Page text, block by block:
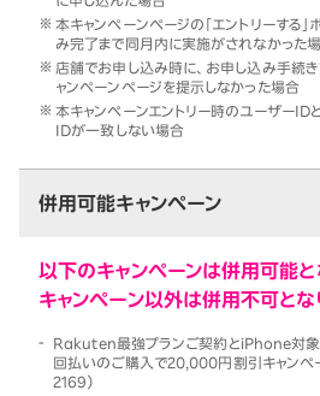
本キャンペーンページの「エントリーする
み完了まで同月内に実施がされなかった
店舗でお申し込み時に、お申し込み手続
ャンペーンページを提示しなかった場合
本キャンペーンエントリー時のユーザー
IDが一致しない場合
併用可能キャンペーン
以下のキャンペーンは併用可能と
キャンペーン以外は併用不可とな
Rakuten最強プランご契約とiPhone対象
回払いのご購入で20,000円割引キャンペー
2169）